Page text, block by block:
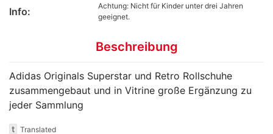
Info:
Achtung: Nicht für Kinder unter drei Jahren
geeignet.
Beschreibung
Adidas Originals Superstar und Retro Rollschuhe
zusammengebaut und in Vitrine große Ergänzung zu
jeder Sammlung
t Translated